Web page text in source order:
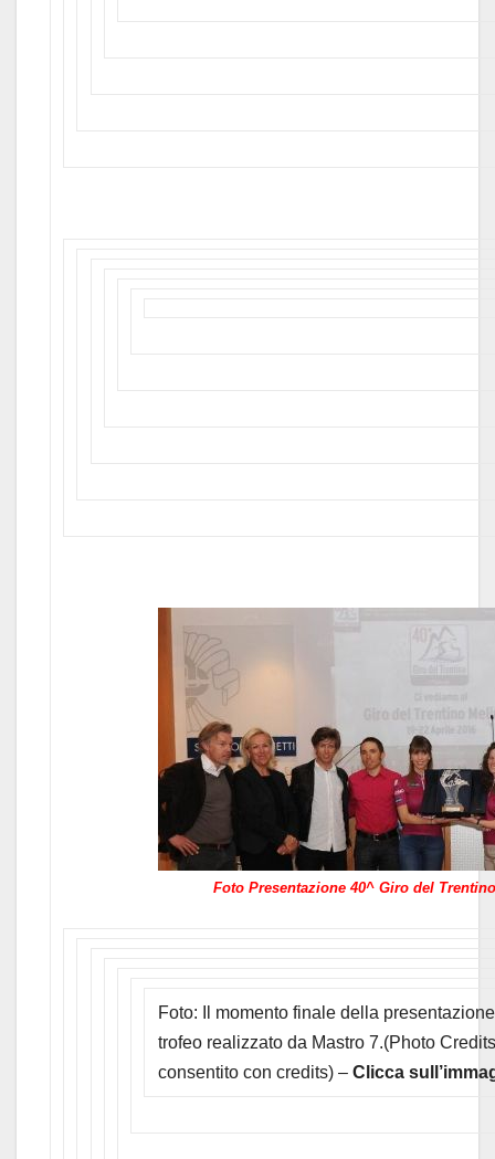
Foto Presentazione 40^ Giro del
Foto: Il momento finale della
trofeo realizzato da Mastro 7.(Photo
consentito con credits) – Clicca